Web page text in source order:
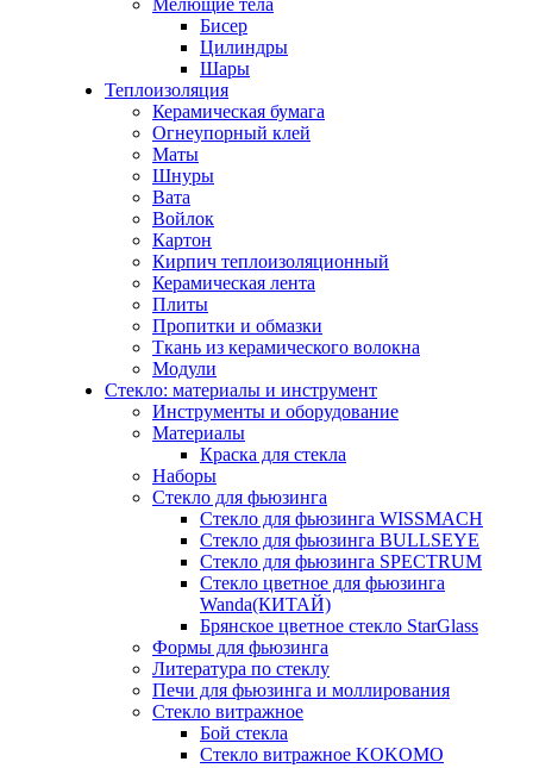
Мелющие тела
Бисер
Цилиндры
Шары
Теплоизоляция
Керамическая бумага
Огнеупорный клей
Маты
Шнуры
Вата
Войлок
Картон
Кирпич теплоизоляционный
Керамическая лента
Плиты
Пропитки и обмазки
Ткань из керамического волокна
Модули
Стекло: материалы и инструмент
Инструменты и оборудование
Материалы
Краска для стекла
Наборы
Стекло для фьюзинга
Стекло для фьюзинга WISSMACH
Стекло для фьюзинга BULLSEYE
Стекло для фьюзинга SPECTRUM
Стекло цветное для фьюзинга
Wanda(КИТАЙ)
Брянское цветное стекло StarGlass
Формы для фьюзинга
Литература по стеклу
Печи для фьюзинга и моллирования
Стекло витражное
Бой стекла
Стекло витражное KOKOMO